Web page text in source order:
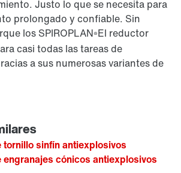
Justo lo que se necesita para
prolongado y confiable. Sin
los SPIROPLAN®El reductor
casi todas las tareas de
a sus numerosas variantes de
tornillo sinfín antiexplosivos
engranajes cónicos antiexplosivos